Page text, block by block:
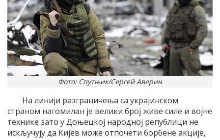
Фото: Спутњик/Сергей Аверин
На линији разграничења са украјинском
страном нагомилан је велики број живе силе и војне
технике зато у Доњецкој народној републици не
искључују да Кијев може отпочети борбене акције,